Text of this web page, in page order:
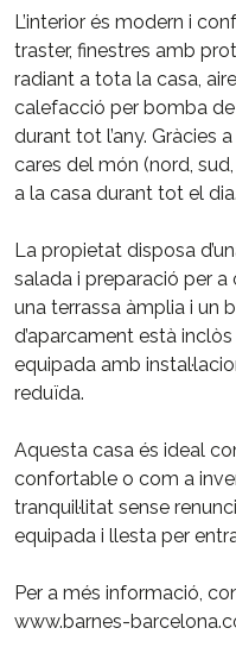
L’interior és modern i
traster, finestres amb
radiant a tota la casa,
calefacció per bomba
durant tot l’any. Gràcies
cares del món (nord,
a la casa durant tot el dia.
La propietat disposa
salada i preparació per
una terrassa àmplia i un
d’aparcament està
equipada amb
reduïda.
Aquesta casa és ideal
confortable o com a
tranquil·litat sense
equipada i llesta per
Per a més informació,
www.barnes-